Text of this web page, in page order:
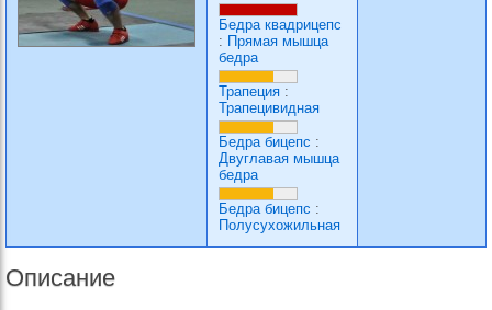
Бедра квадрицепс
: Прямая мышца
бедра
Трапеция :
Трапецивидная
Бедра бицепс :
Двуглавая мышца
бедра
Бедра бицепс :
Полусухожильная
Описание